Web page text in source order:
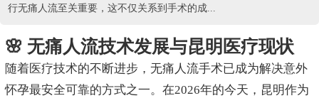
行无痛人流至关重要，这不仅关系到手术的成...
🌸 无痛人流技术发展与昆明医疗现状
随着医疗技术的不断进步，无痛人流手术已成为解决意外
怀孕最安全可靠的方式之一。在2026年的今天，昆明作为